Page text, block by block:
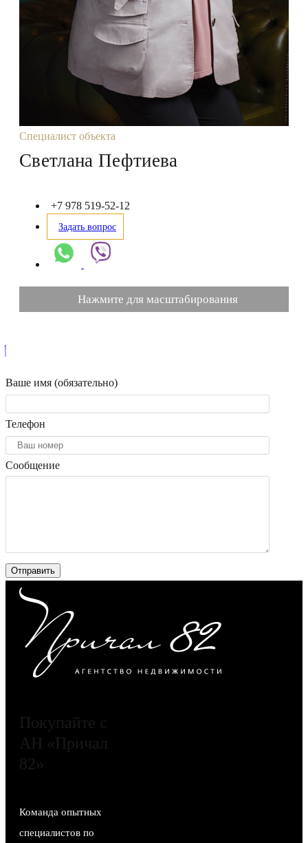
Специалист объекта
Светлана Пефтиева
+7 978 519-52-12
Задать вопрос
Нажмите для масштабирования
Ваше имя (обязательно)
Телефон
Сообщение
Покупайте с
АН «Причал
82»
Команда опытных
специалистов по